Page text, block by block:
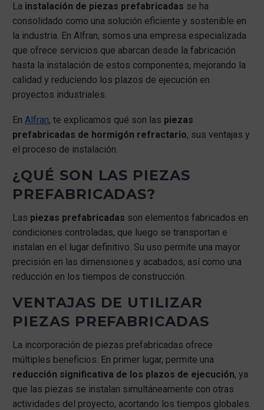
La instalación de piezas prefabricadas se ha
consolidado como una solución eficiente y sostenible en
la industria. En Alfran, somos una empresa especializada
que ofrece servicios que abarcan desde la fabricación
hasta la instalación de estos componentes, mejorando la
calidad y reduciendo los plazos de ejecución en
proyectos industriales.
En Alfran, te explicamos qué son las piezas
prefabricadas de hormigón refractario, sus ventajas y
el proceso de instalación.
¿QUÉ SON LAS PIEZAS
PREFABRICADAS?
Las piezas prefabricadas son elementos fabricados en
condiciones controladas, que luego se transportan e
instalan en el lugar definitivo. Su uso permite una mayor
precisión en las dimensiones y acabados, así como una
reducción en los tiempos de construcción.
VENTAJAS DE UTILIZAR
PIEZAS PREFABRICADAS
La incorporación de piezas prefabricadas ofrece
múltiples beneficios. En primer lugar, permite una
reducción significativa de los plazos de ejecución, ya
que las piezas se instalan simultáneamente con otras
actividades del proyecto, acortando los tiempos globales.